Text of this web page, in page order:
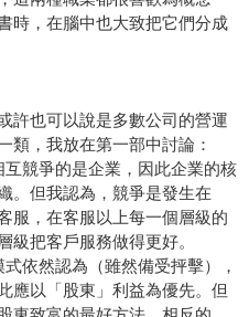
時，在腦中也大致把它們分成
許也可以說是多數公司的營運
類，我放在第一部中討論：
競爭的是企業，因此企業的核
。但我認為，競爭是發生在
服，在客服以上每一個層級的
級把客戶服務做得更好。
依然認為（雖然備受抨擊），
應以「股東」利益為優先。但